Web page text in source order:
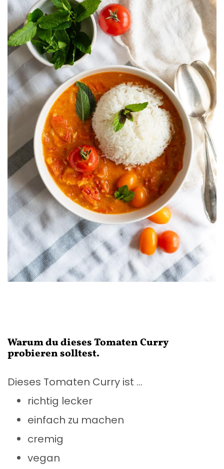
Warum du dieses Tomaten Curry
probieren solltest.
Dieses Tomaten Curry ist …
richtig lecker
einfach zu machen
cremig
vegan